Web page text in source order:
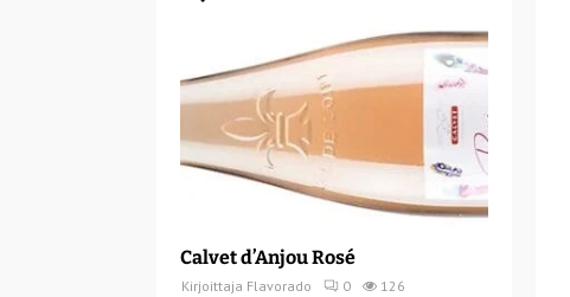
Calvet d’Anjou Rosé
Kirjoittaja Flavorado 0 126